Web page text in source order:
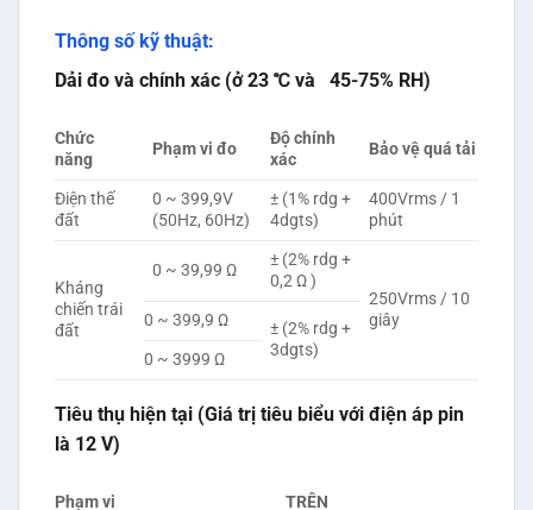
Thông số kỹ thuật:
Dải đo và chính xác (ở 23 ℃ và 45-75% RH)
Chức
năng
Phạm vi đo
Độ chính
xác
Bảo vệ quá tải
Điện thế
đất
0 ~ 399,9V
(50Hz, 60Hz)
± (1% rdg +
4dgts)
400Vrms / 1
phút
Kháng
chiến trái
đất
0 ~ 39,99 Ω
± (2% rdg +
0,2 Ω )
250Vrms / 10
giây
0 ~ 399,9 Ω
± (2% rdg +
3dgts)
0 ~ 3999 Ω
Tiêu thụ hiện tại (Giá trị tiêu biểu với điện áp pin
là 12 V)
Phạm vi TRÊN